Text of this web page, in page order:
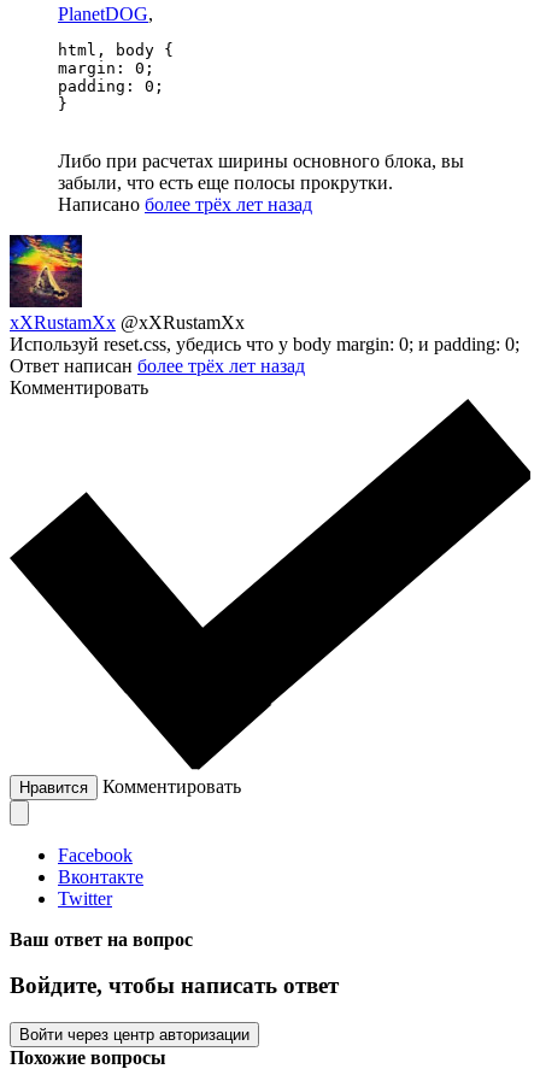
PlanetDOG,
html, body {
margin: 0;
padding: 0;
}
Либо при расчетах ширины основного блока, вы
забыли, что есть еще полосы прокрутки.
Написано более трёх лет назад
xXRustamXx @xXRustamXx
Используй reset.css, убедись что у body margin: 0; и padding: 0;
Ответ написан более трёх лет назад
Комментировать
Нравится Комментировать
Facebook
Вконтакте
Twitter
Ваш ответ на вопрос
Войдите, чтобы написать ответ
Войти через центр авторизации
Похожие вопросы